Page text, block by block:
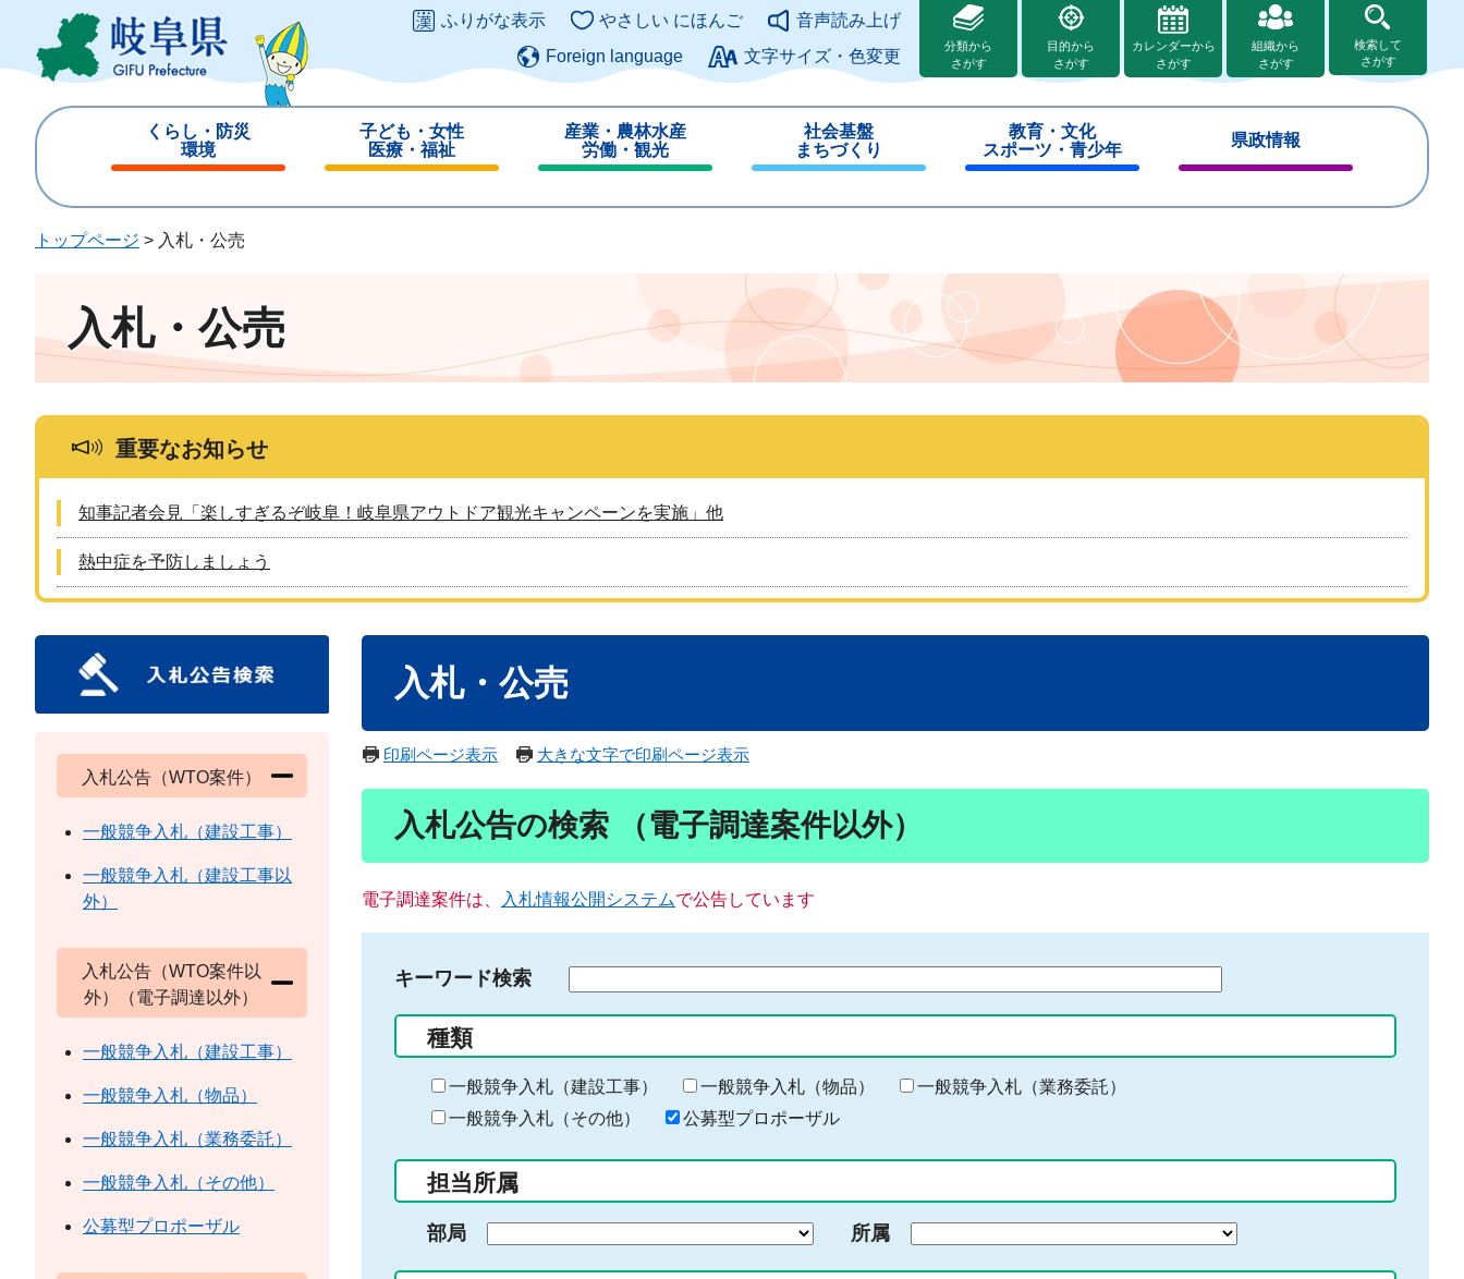
ジ
ュ
このページの本文へ
ふりがな表示 やさしい にほんご
音声読み上げ
Foreign language
文字サイズ・色変更
分類から
さがす
目的から
さがす
カレンダーから
さがす
組織から
さがす
検索して
さがす
くらし・防災
環境
じ
子ども・女性
医療・福祉
じ
産業・農林水産
労働・観光
じ
社会基盤
まちづくり
じ
教育・文化
スポーツ・青少年
じ
県政情報
じ
トップページ > 入札・公売
入札・公売
重要なお知らせ
知事記者会見「楽しすぎるぞ岐阜！岐阜県アウトドア観光キャンペーンを実施」他
熱中症を予防しましょう
入札・公売
印刷ページ表示 大きな文字で印刷ページ表示
入札公告の検索 （電子調達案件以外）
電子調達案件は、 入札情報公開システムで公告しています
キーワード検索
る
キ
ー
ー
入
力
種類
一般競争入札（建設工事） 一般競争入札（物品）
一般競争入札（業務委託）
一般競争入札（その他）
公募型プロポーザル
担当所属
部局 所属
入札公告（WTO案件）
一般競争入札（建設工事）
一般競争入札（建設工事以
外）
入札公告（WTO案件以
外）（電子調達以外）
一般競争入札（建設工事）
一般競争入札（物品）
一般競争入札（業務委託）
一般競争入札（その他）
公募型プロポーザル